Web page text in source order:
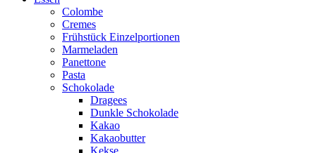
Colombe
Cremes
Frühstück Einzelportionen
Marmeladen
Panettone
Pasta
Schokolade
Dragees
Dunkle Schokolade
Kakao
Kakaobutter
Kekse